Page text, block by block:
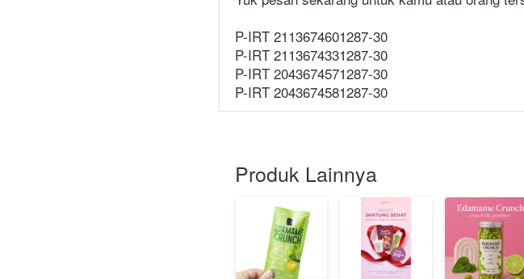
P-IRT 2113674601287-30
P-IRT 2113674331287-30
P-IRT 2043674571287-30
P-IRT 2043674581287-30
Produk Lainnya